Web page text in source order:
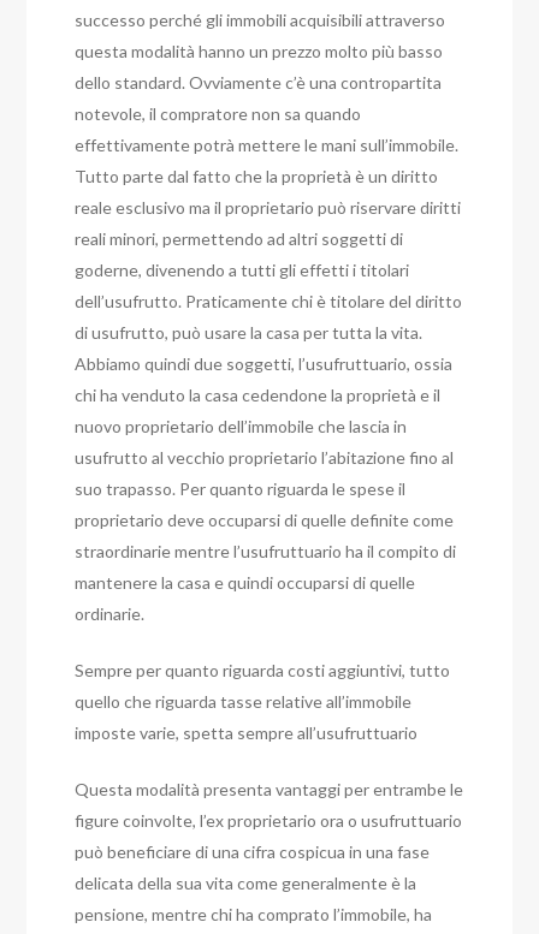
successo perché gli immobili acquisibili attraverso
questa modalità hanno un prezzo molto più basso
dello standard. Ovviamente c’è una contropartita
notevole, il compratore non sa quando
effettivamente potrà mettere le mani sull’immobile.
Tutto parte dal fatto che la proprietà è un diritto
reale esclusivo ma il proprietario può riservare diritti
reali minori, permettendo ad altri soggetti di
goderne, divenendo a tutti gli effetti i titolari
dell’usufrutto. Praticamente chi è titolare del diritto
di usufrutto, può usare la casa per tutta la vita.
Abbiamo quindi due soggetti, l’usufruttuario, ossia
chi ha venduto la casa cedendone la proprietà e il
nuovo proprietario dell’immobile che lascia in
usufrutto al vecchio proprietario l’abitazione fino al
suo trapasso. Per quanto riguarda le spese il
proprietario deve occuparsi di quelle definite come
straordinarie mentre l’usufruttuario ha il compito di
mantenere la casa e quindi occuparsi di quelle
ordinarie.
Sempre per quanto riguarda costi aggiuntivi, tutto
quello che riguarda tasse relative all’immobile
imposte varie, spetta sempre all’usufruttuario
Questa modalità presenta vantaggi per entrambe le
figure coinvolte, l’ex proprietario ora o usufruttuario
può beneficiare di una cifra cospicua in una fase
delicata della sua vita come generalmente è la
pensione, mentre chi ha comprato l’immobile, ha